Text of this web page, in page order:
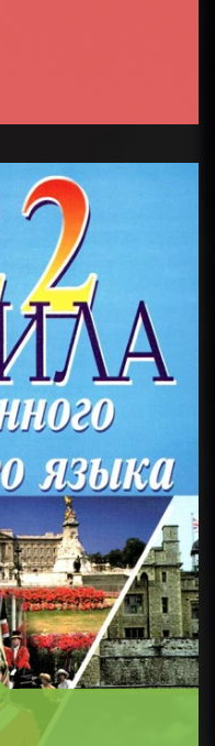
медицинской
диагности...